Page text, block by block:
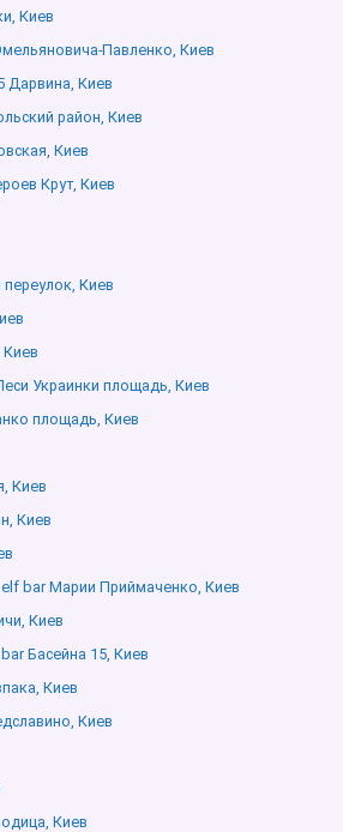
Киев
Павленко, Киев
Дарвина, Киев
район, Киев
Киев
Крут, Киев
Киев
Киев
Украинки площадь, Киев
площадь, Киев
Киев
Киев
bar Марии Приймаченко, Киев
Киев
Басейна 15, Киев
Киев
Киев
Киев